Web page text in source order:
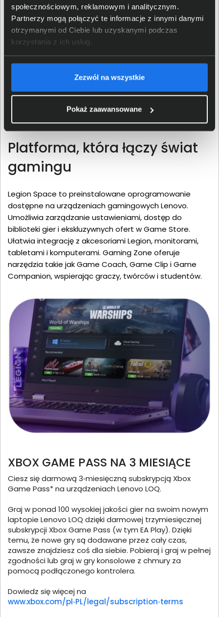
społecznościowym, reklamowym i analitycznym.
Partnerzy mogą połączyć te informacje z innymi danymi
otrzymanymi od Ciebie lub uzyskanymi podczas
korzystania z ich usług.
Zezwól na wszystkie
Pokaż zaawansowane
Platforma, która łączy świat
gamingu
Legion Space to preinstalowane oprogramowanie
dostępne na urządzeniach gamingowych Lenovo.
Umożliwia zarządzanie ustawieniami, dostęp do
biblioteki gier i ekskluzywnych ofert w Game Store.
Ułatwia integrację z akcesoriami Legion, monitorami,
tabletami i komputerami. Gaming Zone oferuje
narzędzia takie jak Game Coach, Game Clip i Game
Companion, wspierając graczy, twórców i studentów.
XBOX GAME PASS NA 3 MIESIĄCE
Ciesz się darmową 3‑miesięczną subskrypcją Xbox
Game Pass* na urządzeniach Lenovo LOQ.
Graj w ponad 100 wysokiej jakości gier na swoim nowym
laptopie Lenovo LOQ dzięki darmowej trzymiesięcznej
subskrypcji Xbox Game Pass (w tym EA Play). Dzięki
temu, że nowe gry są dodawane przez cały czas,
zawsze znajdziesz coś dla siebie. Pobieraj i graj w pełnej
zgodności lub graj w gry konsolowe z chmury za
pomocą podłączonego kontrolera.
Dowiedz się więcej na
www.xbox.com/pl‑PL/legal/subscription‑terms